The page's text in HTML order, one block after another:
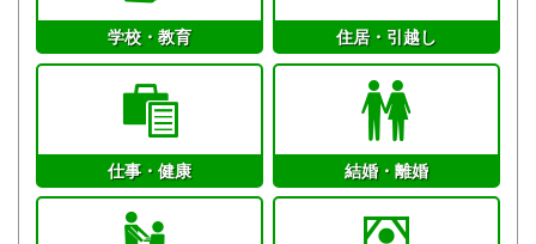
学校・教育 住居・引越し
仕事・健康 結婚・離婚